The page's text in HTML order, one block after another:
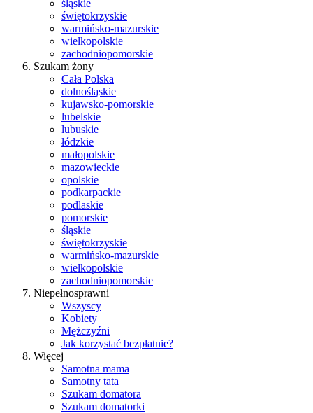
śląskie
świętokrzyskie
warmińsko-mazurskie
wielkopolskie
zachodniopomorskie
Szukam żony
Cała Polska
dolnośląskie
kujawsko-pomorskie
lubelskie
lubuskie
łódzkie
małopolskie
mazowieckie
opolskie
podkarpackie
podlaskie
pomorskie
śląskie
świętokrzyskie
warmińsko-mazurskie
wielkopolskie
zachodniopomorskie
Niepełnosprawni
Wszyscy
Kobiety
Mężczyźni
Jak korzystać bezpłatnie?
Więcej
Samotna mama
Samotny tata
Szukam domatora
Szukam domatorki